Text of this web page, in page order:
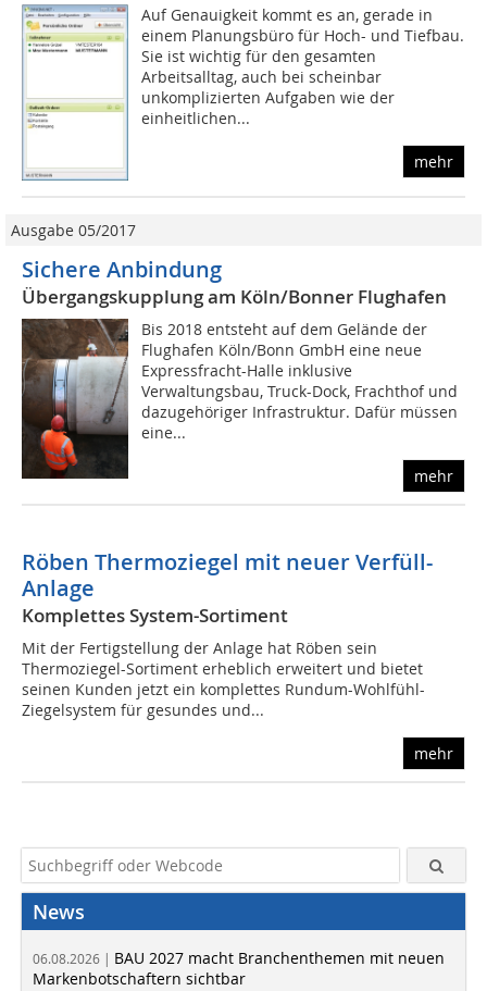
Auf Genauigkeit kommt es an, gerade in
einem Planungsbüro für Hoch- und Tiefbau.
Sie ist wichtig für den gesamten
Arbeitsalltag, auch bei scheinbar
unkomplizierten Aufgaben wie der
einheitlichen...
mehr
Ausgabe 05/2017
Sichere Anbindung
Übergangskupplung am Köln/Bonner Flughafen
Bis 2018 entsteht auf dem Gelände der
Flughafen Köln/Bonn GmbH eine neue
Expressfracht-Halle inklusive
Verwaltungsbau, Truck-Dock, Frachthof und
dazugehöriger Infrastruktur. Dafür müssen
eine...
mehr
Röben Thermoziegel mit neuer Verfüll-
Anlage
Komplettes System-Sortiment
Mit der Fertigstellung der Anlage hat Röben sein
Thermoziegel-Sortiment erheblich erweitert und bietet
seinen Kunden jetzt ein komplettes Rundum-Wohlfühl-
Ziegelsystem für gesundes und...
mehr
News
06.08.2026 | BAU 2027 macht Branchenthemen mit neuen
Markenbotschaftern sichtbar